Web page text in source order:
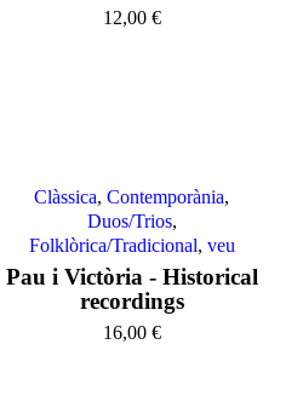
12,00 €
Clàssica,Contemporània,
Duos/Trios,
Folklòrica/Tradicional, veu
Pau i Victòria - Historical
recordings
16,00 €